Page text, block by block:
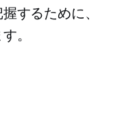
するために、
。